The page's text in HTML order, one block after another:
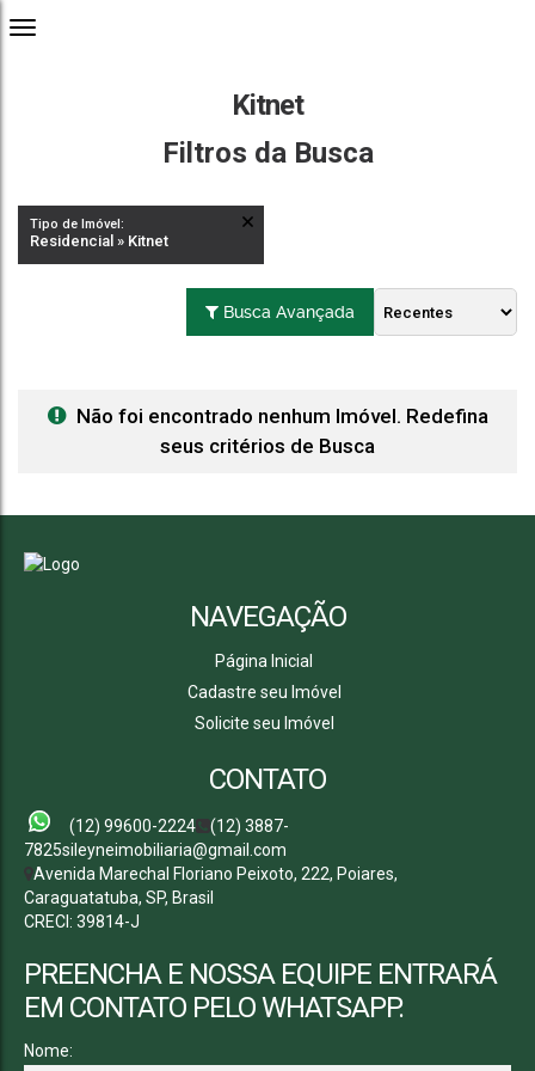
Kitnet
Filtros da Busca
Tipo de Imóvel:
Residencial » Kitnet
Busca Avançada
Não foi encontrado nenhum Imóvel. Redefina
seus critérios de Busca
NAVEGAÇÃO
Página Inicial
Cadastre seu Imóvel
Solicite seu Imóvel
CONTATO
(12) 99600-2224
(12) 3887-
7825sileyneimobiliaria@gmail.com
Avenida Marechal Floriano Peixoto, 222, Poiares,
Caraguatatuba, SP, Brasil
CRECI: 39814-J
PREENCHA E NOSSA EQUIPE ENTRARÁ
EM CONTATO PELO WHATSAPP.
Nome: